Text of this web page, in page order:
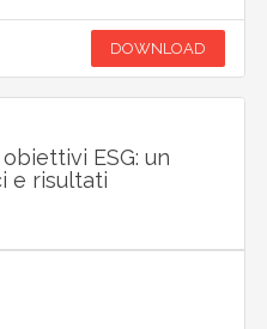
DOWNLOAD
ESG: un
e risultati